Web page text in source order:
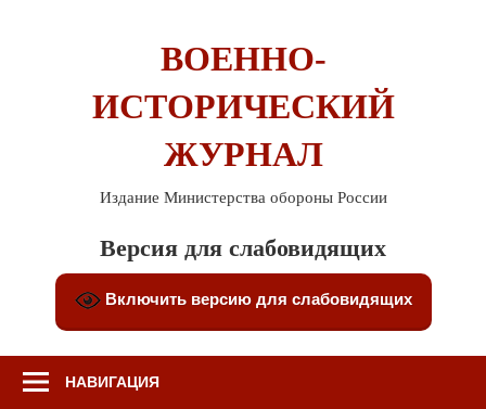
ВОЕННО-
ИСТОРИЧЕСКИЙ
ЖУРНАЛ
Издание Министерства обороны России
Версия для слабовидящих
Включить версию для слабовидящих
НАВИГАЦИЯ